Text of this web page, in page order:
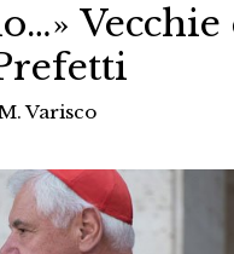
Varisco